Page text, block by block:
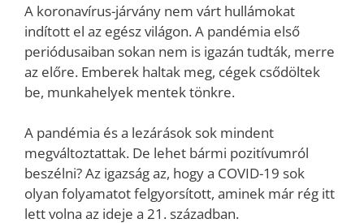
A koronavírus-járvány nem várt hullámokat
indított el az egész világon. A pandémia első
periódusaiban sokan nem is igazán tudták, merre
az előre. Emberek haltak meg, cégek csődöltek
be, munkahelyek mentek tönkre.
A pandémia és a lezárások sok mindent
megváltoztattak. De lehet bármi pozitívumról
beszélni? Az igazság az, hogy a COVID-19 sok
olyan folyamatot felgyorsított, aminek már rég itt
lett volna az ideje a 21. században.